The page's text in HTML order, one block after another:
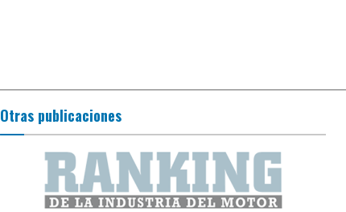
Otras publicaciones